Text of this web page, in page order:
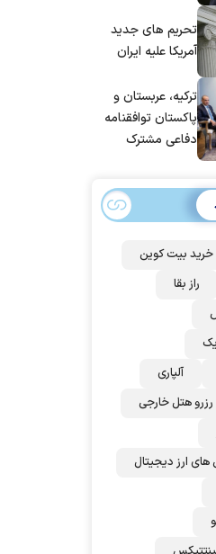
شد
تحریم های جدید
آمریکا علیه ایران
ترکیه، عربستان و
پاکستان توافقنامه
دفاعی مشترک
خرید بیت کوین
راز بقا
آلپاری
رزرو هتل خارجی
ارز دیجیتال